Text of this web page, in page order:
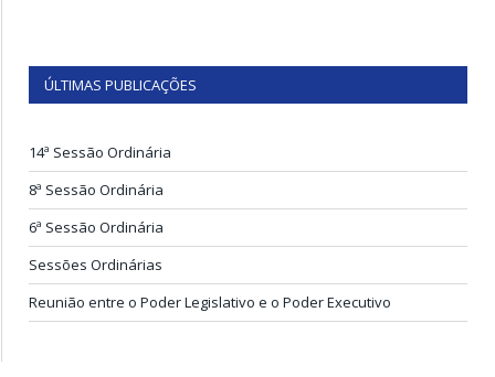
ÚLTIMAS PUBLICAÇÕES
14ª Sessão Ordinária
8ª Sessão Ordinária
6ª Sessão Ordinária
Sessões Ordinárias
Reunião entre o Poder Legislativo e o Poder Executivo